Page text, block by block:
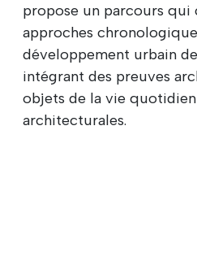
propose un parcours qui
approches
développement urbain
intégrant des preuves
objets de la vie
architecturales.